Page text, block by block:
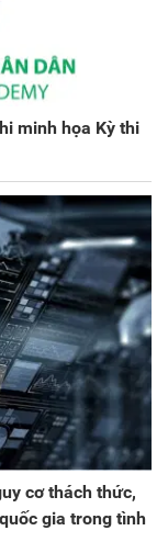
minh họa Kỳ thi
cơ thách thức,
gia trong tình